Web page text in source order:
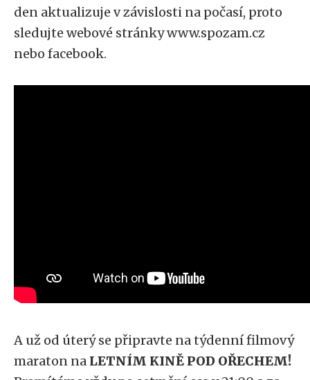
den aktualizuje v závislosti na počasí, proto
sledujte webové stránky www.spozam.cz
nebo facebook.
A už od úterý se připravte na týdenní filmový
maraton na LETNÍM KINĚ POD OŘECHEM!